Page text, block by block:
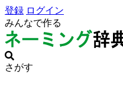
登録 ログイン
みんなで作る
さがす